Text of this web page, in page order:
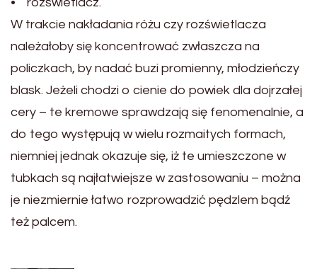
W trakcie nakładania różu czy rozświetlacza
należałoby się koncentrować zwłaszcza na
policzkach, by nadać buzi promienny, młodzieńczy
blask. Jeżeli chodzi o cienie do powiek dla dojrzałej
cery – te kremowe sprawdzają się fenomenalnie, a
do tego występują w wielu rozmaitych formach,
niemniej jednak okazuje się, iż te umieszczone w
tubkach są najłatwiejsze w zastosowaniu – można
je niezmiernie łatwo rozprowadzić pędzlem bądź
też palcem.